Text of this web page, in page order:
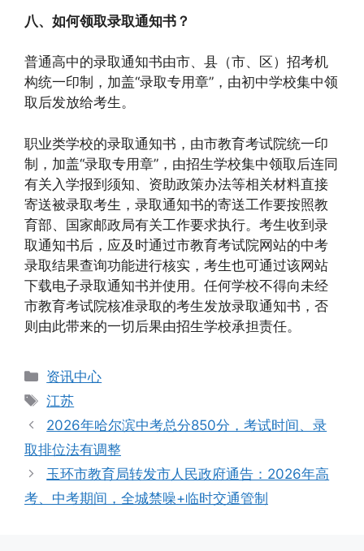
八、如何领取录取通知书？
普通高中的录取通知书由市、县（市、区）招考机
构统一印制，加盖“录取专用章”，由初中学校集中领
取后发放给考生。
职业类学校的录取通知书，由市教育考试院统一印
制，加盖“录取专用章”，由招生学校集中领取后连同
有关入学报到须知、资助政策办法等相关材料直接
寄送被录取考生，录取通知书的寄送工作要按照教
育部、国家邮政局有关工作要求执行。考生收到录
取通知书后，应及时通过市教育考试院网站的中考
录取结果查询功能进行核实，考生也可通过该网站
下载电子录取通知书并使用。任何学校不得向未经
市教育考试院核准录取的考生发放录取通知书，否
则由此带来的一切后果由招生学校承担责任。
分
类
资讯中心
标
签
江苏
2026年哈尔滨中考总分850分，考试时间、录
取排位法有调整
玉环市教育局转发市人民政府通告：2026年高
考、中考期间，全城禁噪+临时交通管制